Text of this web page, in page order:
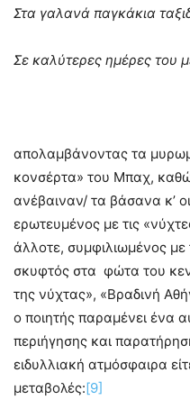
Στα γαλανά παγκάκια
Σε καλύτερες ημέρες του
απολαμβάνοντας τα
κονσέρτα» του Μπαχ,
ανέβαιναν/ τα βάσανα κ’
ερωτευμένος με τις
άλλοτε, συμφιλιωμένος
σκυφτός στα φώτα του
της νύχτας», «Βραδινή
ο ποιητής παραμένει ένα
περιήγησης και
ειδυλλιακή ατμόσφαιρα
μεταβολές:[9]